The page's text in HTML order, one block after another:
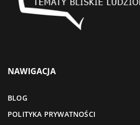
NAWIGACJA
BLOG
POLITYKA PRYWATNOŚCI